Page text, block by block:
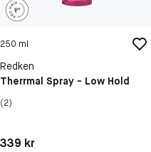
250 ml
Redken
Therrmal Spray - Low Hold
(2)
Pris: 339 kr
339 kr